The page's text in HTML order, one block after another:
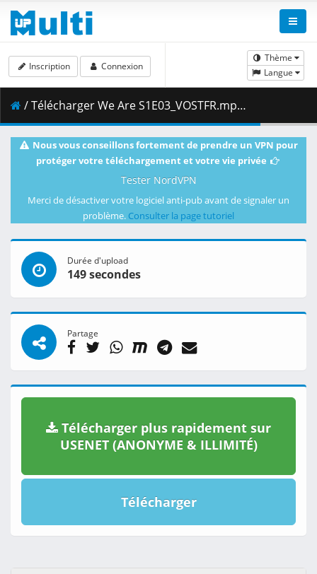
Thème
Langue
Inscription Connexion
/ Télécharger We Are S1E03_VOSTFR.mp4 ( 1.10 GB )
Nous vous conseillons fortement de prendre un VPN pour
protéger votre téléchargement et votre vie privée
Tester NordVPN
Merci de désactiver votre logiciel anti-pub avant de signaler un
problème. Consulter la page tutoriel
Durée d'upload
149 secondes
Partage
Télécharger plus rapidement sur
USENET (ANONYME & ILLIMITÉ)
Télécharger